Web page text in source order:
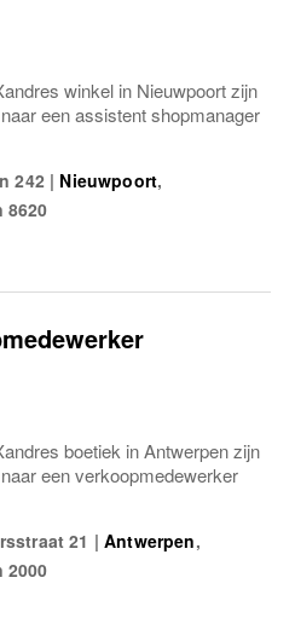
winkel in Nieuwpoort zijn
een assistent shopmanager
242 | Nieuwpoort,
8620
boetiek in Antwerpen zijn
een verkoopmedewerker
21 | Antwerpen,
2000